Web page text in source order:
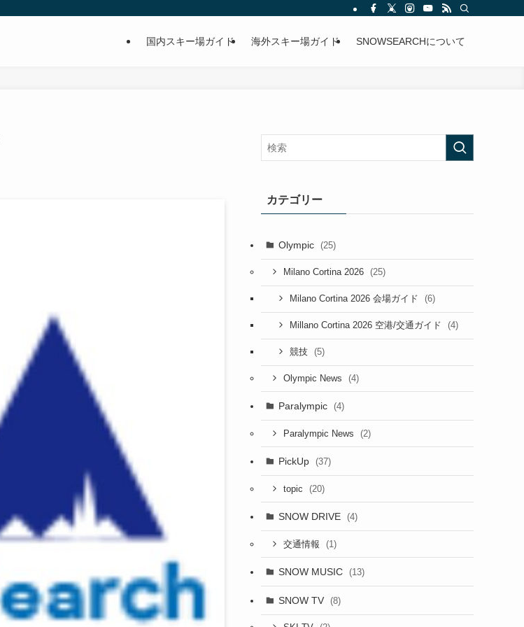
国内スキー場ガイド 海外スキー場ガイド SNOWSEARCHについて
カテゴリー
Olympic (25)
Milano Cortina 2026 (25)
Milano Cortina 2026 会場ガイド (6)
Millano Cortina 2026 空港/交通ガイド (4)
競技 (5)
Olympic News (4)
Paralympic (4)
Paralympic News (2)
PickUp (37)
topic (20)
SNOW DRIVE (4)
交通情報 (1)
SNOW MUSIC (13)
SNOW TV (8)